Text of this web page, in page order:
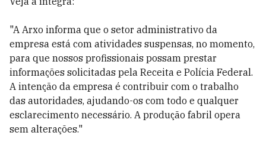
"A Arxo informa que o setor administrativo da
empresa está com atividades suspensas, no momento,
para que nossos profissionais possam prestar
informações solicitadas pela Receita e Polícia Federal.
A intenção da empresa é contribuir com o trabalho
das autoridades, ajudando-os com todo e qualquer
esclarecimento necessário. A produção fabril opera
sem alterações."